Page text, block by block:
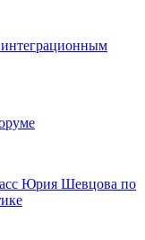
Юрия Шевцова по